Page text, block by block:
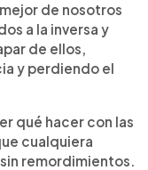
de nosotros
a la inversa y
de ellos,
y perdiendo el
qué hacer con las
cualquiera
remordimientos.